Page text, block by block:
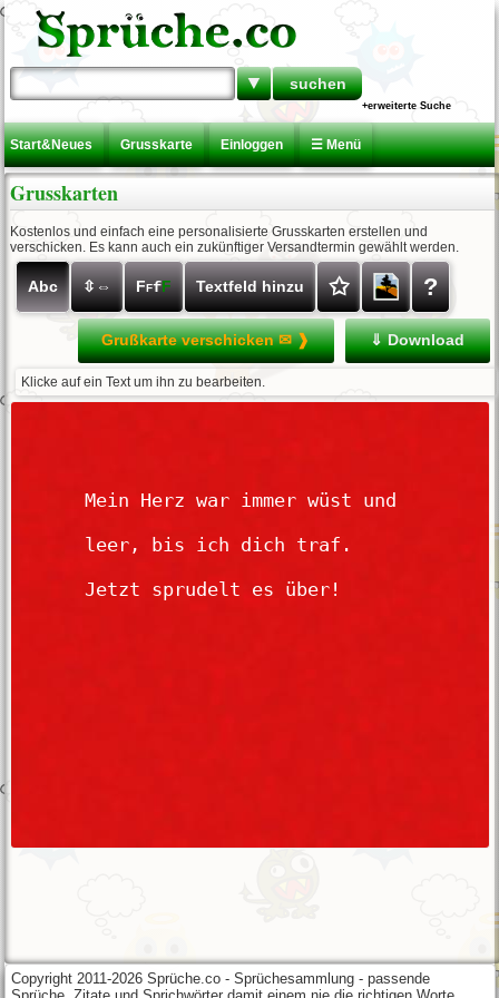
▼
+erweiterte Suche
Start&Neues Grusskarte Einloggen ☰ Menü
Grusskarten
Kostenlos und einfach eine personalisierte Grusskarten erstellen und
verschicken. Es kann auch ein zukünftiger Versandtermin gewählt werden.
Abc ⇳⇔ FFfF Textfeld hinzu ✩ ?
⇓ Download
Grußkarte verschicken ✉ ❱
Klicke auf ein Text um ihn zu bearbeiten.
Copyright 2011-2026 Sprüche.co - Sprüchesammlung - passende